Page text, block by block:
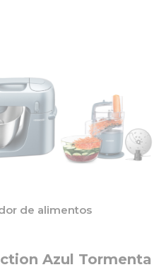
de alimentos
Azul Tormenta